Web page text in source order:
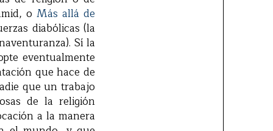
oMás allá de
diabólicas (la
Sí la
eventualmente
que hace de
que un trabajo
de la religión
a la manera